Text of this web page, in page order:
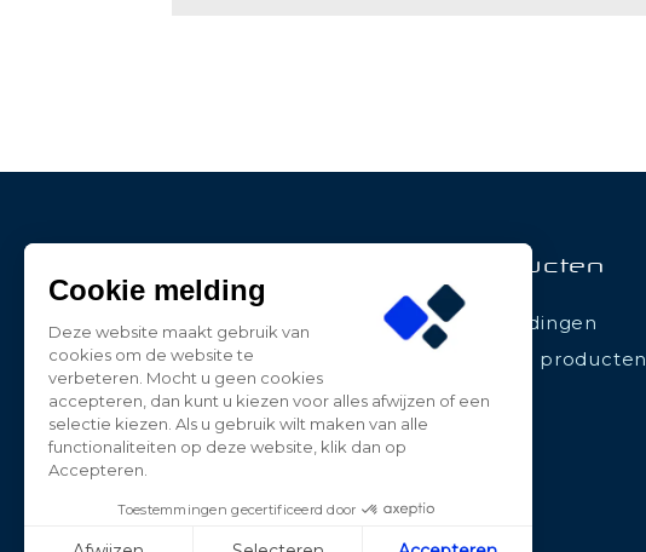
Dwarsweg 27
3181 HP Rozenburg
Nederland
0181-787885
contact@beledpro.nl
Producten
Aanbiedingen
Nieuwe producten
Cookie melding
Deze website maakt gebruik van
cookies om de website te
verbeteren. Mocht u geen cookies
accepteren, dan kunt u kiezen voor alles afwijzen of een
selectie kiezen. Als u gebruik wilt maken van alle
functionaliteiten op deze website, klik dan op
Accepteren.
Toestemmingen gecertificeerd door